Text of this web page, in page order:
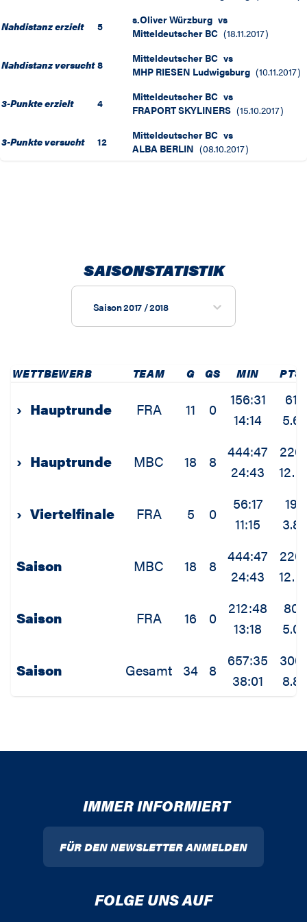
Nahdistanz erzielt 5 s.Oliver Würzburg vs
Mitteldeutscher BC (18.11.2017)
Nahdistanz versucht 8 Mitteldeutscher BC vs
MHP RIESEN Ludwigsburg (10.11.2017)
3-Punkte erzielt 4 Mitteldeutscher BC vs
FRAPORT SKYLINERS (15.10.2017)
3-Punkte versucht 12 Mitteldeutscher BC vs
ALBA BERLIN (08.10.2017)
SAISONSTATISTIK
Saison 2017 / 2018
WETTBEWERB TEAM G GS MIN PTS
› Hauptrunde FRA 11 0
156:31
14:14
61
5.6
› Hauptrunde MBC 18 8
444:47
24:43
220
12.2
› Viertelfinale FRA 5 0
56:17
11:15
19
3.8
Saison MBC 18 8
444:47
24:43
220
12.2
Saison FRA 16 0
212:48
13:18
80
5.0
Saison Gesamt 34 8
657:35
38:01
300
8.8
IMMER INFORMIERT
FÜR DEN NEWSLETTER ANMELDEN
FOLGE UNS AUF